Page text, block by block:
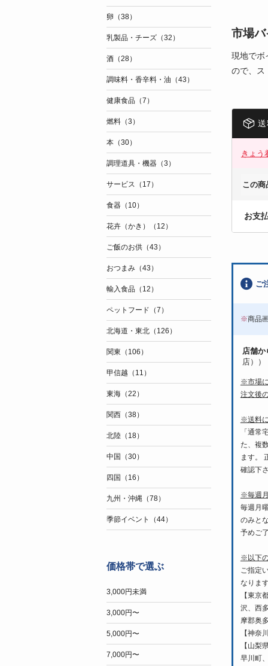
市場
現地でボ
ので、ス
きょう
この
お支
ご
※商品
店舗か
店））
※市場
注文後
※送料
「通常
た、複
ます。
確認下
※毎週
毎週月
のみと
予めご
※以下
ご指定
なりま
【東京
沢、西
摩郡奥
【神奈
【山梨
早川町
卵（38）
乳製品・チーズ（32）
酒（28）
調味料・香辛料・油（43）
健康食品（7）
燃料（3）
本（30）
調理道具・機器（3）
サービス（17）
食器（10）
花卉（かき）（12）
ご飯のお供（43）
おつまみ（43）
輸入食品（12）
ペットフード（7）
北海道・東北（126）
関東（106）
甲信越（11）
東海（22）
関西（38）
北陸（18）
中国（30）
四国（16）
九州・沖縄（78）
季節イベント（44）
価格帯で選ぶ
3,000円未満
3,000円〜
5,000円〜
7,000円〜